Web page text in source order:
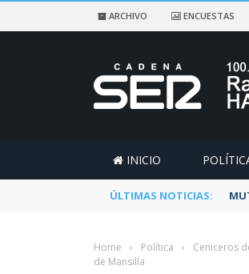
ARCHIVO ENCUESTAS
INICIO
ÚLTIMAS NOTICIAS:
Home › Política ›
Ceniceros
de Mansilla